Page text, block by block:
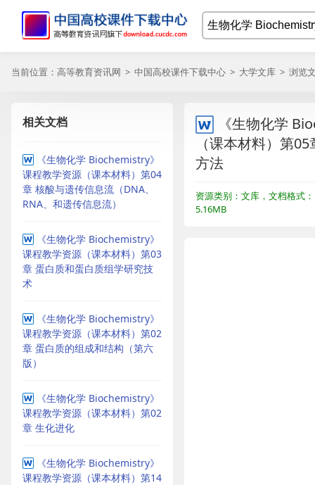
当前位置： 高等教育资讯网 > 中国高校课件下载中心 > 大学文库 > 浏览
相关文档
《生物化学 Biochemistry》
课程教学资源（课本材料）第04
章 核酸与遗传信息流（DNA、
RNA、和遗传信息流）
《生物化学 Biochemistry》
课程教学资源（课本材料）第03
章 蛋白质和蛋白质组学研究技
术
《生物化学 Biochemistry》
课程教学资源（课本材料）第02
章 蛋白质的组成和结构（第六
版）
《生物化学 Biochemistry》
课程教学资源（课本材料）第02
章 生化进化
《生物化学 Biochemistry》
课程教学资源（课本材料）第14
《生物化学
（课本材料）第
方法
资源类别：文库，文档格式
5.16MB